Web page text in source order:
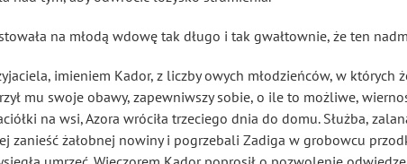
na młodą wdowę tak długo i tak gwałtownie, że ten
imieniem Kador, z liczby owych młodzieńców, w
mu swoje obawy, zapewniwszy sobie, o ile to możliwe,
na wsi, Azora wróciła trzeciego dnia do domu. Służba,
zanieść żałobnej nowiny i pogrzebali Zadiga w grobowcu